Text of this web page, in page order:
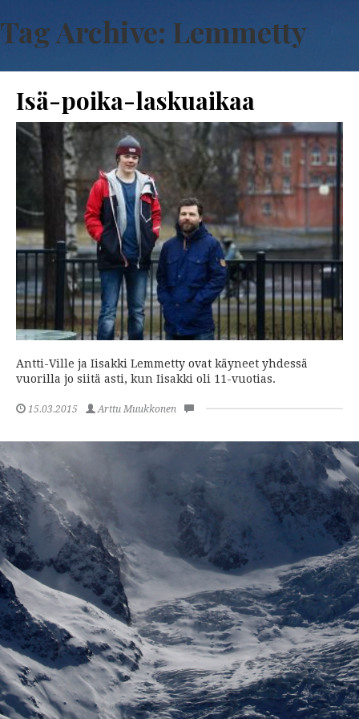
Tag Archive: Lemmetty
Isä-poika-laskuaikaa
Antti-Ville ja Iisakki Lemmetty ovat käyneet yhdessä
vuorilla jo siitä asti, kun Iisakki oli 11-vuotias.
15.03.2015 Arttu Muukkonen